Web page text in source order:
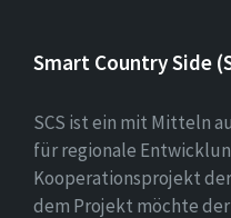
Smart Country Side
SCS ist ein mit Mitteln
für regionale
Kooperationsprojekt
dem Projekt möchte